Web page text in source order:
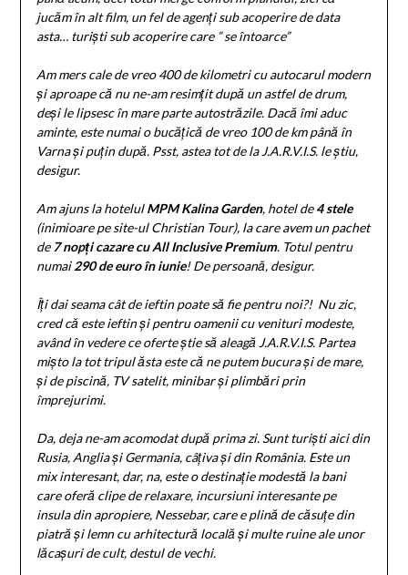
jucăm în alt film, un fel de agenți sub acoperire de data
asta… turiști sub acoperire care ” se întoarce”
Am mers cale de vreo 400 de kilometri cu autocarul modern
și aproape că nu ne-am resimțit după un astfel de drum,
deși le lipsesc în mare parte autostrăzile. Dacă îmi aduc
aminte, este numai o bucățică de vreo 100 de km până în
Varna și puțin după. Psst, astea tot de la J.A.R.V.I.S. le știu,
desigur.
Am ajuns la hotelulMPM Kalina Garden, hotel de4 stele
(inimioare pe site-ul Christian Tour), la care avem un pachet
de 7 nopți cazare cu All Inclusive Premium. Totul pentru
numai290 de euro în iunie! De persoană, desigur.
Îți dai seama cât de ieftin poate să fie pentru noi?! Nu zic,
cred că este ieftin și pentru oamenii cu venituri modeste,
având în vedere ce oferte știe să aleagă J.A.R.V.I.S. Partea
mișto la tot tripul ăsta este că ne putem bucura și de mare,
și de piscină, TV satelit, minibar și plimbări prin
împrejurimi.
Da, deja ne-am acomodat după prima zi. Sunt turiști aici din
Rusia, Anglia și Germania, câțiva și din România. Este un
mix interesant, dar, na, este o destinație modestă la bani
care oferă clipe de relaxare, incursiuni interesante pe
insula din apropiere, Nessebar, care e plină de căsuțe din
piatră și lemn cu arhitectură locală și multe ruine ale unor
lăcașuri de cult, destul de vechi.